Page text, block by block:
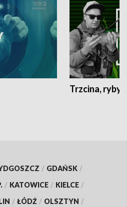
Trzcina, ryby
/ GDAŃSK /
/ KATOWICE / KIELCE /
/ ŁÓDŹ / OLSZTYN /